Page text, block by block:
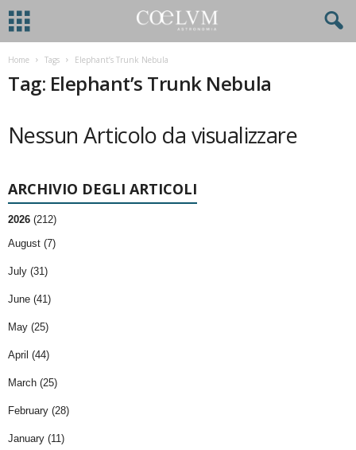
Home Tags Elephant’s Trunk Nebula
Tag: Elephant’s Trunk Nebula
Nessun Articolo da visualizzare
ARCHIVIO DEGLI ARTICOLI
2026 (212)
August (7)
July (31)
June (41)
May (25)
April (44)
March (25)
February (28)
January (11)